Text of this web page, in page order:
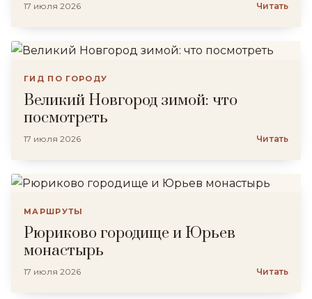
17 июля 2026 Читать
ГИД ПО ГОРОДУ
Великий Новгород зимой: что
посмотреть
17 июля 2026 Читать
МАРШРУТЫ
Рюриково городище и Юрьев
монастырь
17 июля 2026 Читать